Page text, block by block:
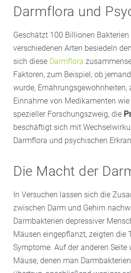
Darmflora und
Geschätzt 100 Billionen
verschiedenen Arten besiedeln
sich diese Darmflora
Faktoren, zum Beispiel, ob
wurde, Ernährungsgewohnheiten,
Einnahme von Medikamenten
spezieller Forschungszweig, die
beschäftigt sich mit
Darmflora und psychischen
Die Macht der
In Versuchen lassen sich die
zwischen Darm und Gehirn
Darmbakterien depressiver
Mäusen eingepflanzt, zeigten die
Symptome. Auf der anderen
Mäuse, denen man